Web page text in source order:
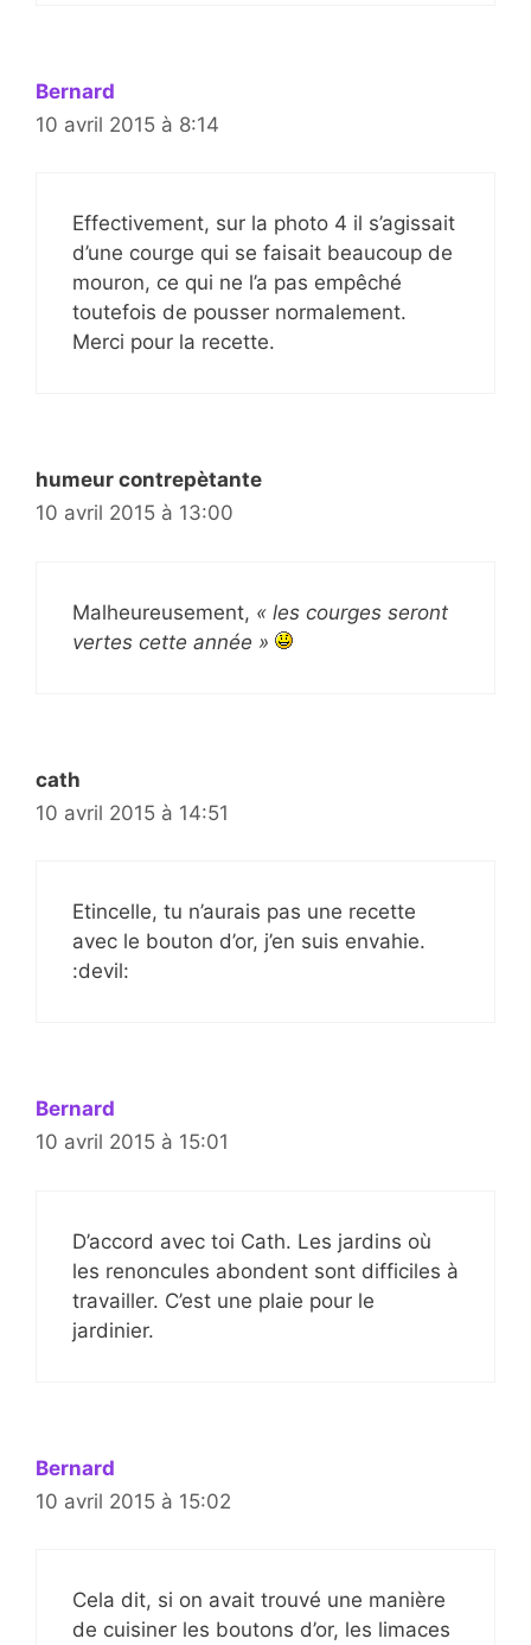
Bernard
10 avril 2015 à 8:14
Effectivement, sur la photo 4 il s’agissait
d’une courge qui se faisait beaucoup de
mouron, ce qui ne l’a pas empêché
toutefois de pousser normalement.
Merci pour la recette.
humeur contrepètante
10 avril 2015 à 13:00
Malheureusement, « les courges seront
vertes cette année »
cath
10 avril 2015 à 14:51
Etincelle, tu n’aurais pas une recette
avec le bouton d’or, j’en suis envahie.
:devil:
Bernard
10 avril 2015 à 15:01
D’accord avec toi Cath. Les jardins où
les renoncules abondent sont difficiles à
travailler. C’est une plaie pour le
jardinier.
Bernard
10 avril 2015 à 15:02
Cela dit, si on avait trouvé une manière
de cuisiner les boutons d’or, les limaces